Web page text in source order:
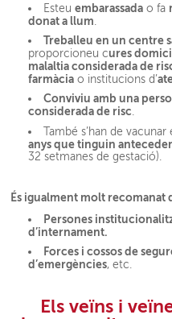
Esteuembarassada o fa
donat a llum
Treballeu en un centre
proporcioneu cures
malaltia considerada de
farmàcia o institucions d’
Conviviu amb una
considerada de risc.
També s’han de vacunar
anys que tinguin
32 setmanes de gestació).
És igualment molt recomanat
Persones
d’internament.
Forces i cossos de
d’emergències, etc.
Els veïns i